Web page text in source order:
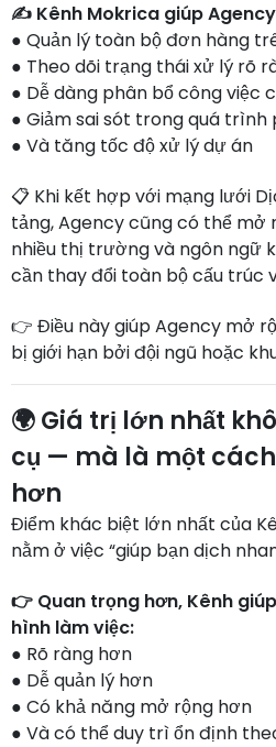
✍️ Kênh Mokrica giúp
● Quản lý toàn bộ đơn hàng
● Theo dõi trạng thái xử lý rõ
● Dễ dàng phân bổ công việc
● Giảm sai sót trong quá trình
● Và tăng tốc độ xử lý dự án
📋 Khi kết hợp với mạng lưới
tảng, Agency cũng có thể mở
nhiều thị trường và ngôn ngữ
cần thay đổi toàn bộ cấu trúc
👉 Điều này giúp Agency mở
bị giới hạn bởi đội ngũ hoặc
🌍 Giá trị lớn nhất
cụ — mà là một
hơn
Điểm khác biệt lớn nhất của
nằm ở việc “giúp bạn dịch
👉 Quan trọng hơn, Kênh
hình làm việc:
● Rõ ràng hơn
● Dễ quản lý hơn
● Có khả năng mở rộng hơn
● Và có thể duy trì ổn định